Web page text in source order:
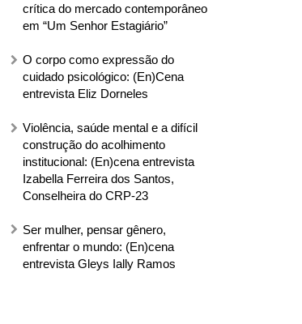
crítica do mercado contemporâneo
em “Um Senhor Estagiário”
O corpo como expressão do
cuidado psicológico: (En)Cena
entrevista Eliz Dorneles
Violência, saúde mental e a difícil
construção do acolhimento
institucional: (En)cena entrevista
Izabella Ferreira dos Santos,
Conselheira do CRP-23
Ser mulher, pensar gênero,
enfrentar o mundo: (En)cena
entrevista Gleys Ially Ramos